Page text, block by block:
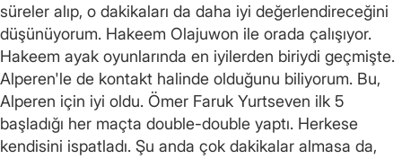
süreler alıp, o dakikaları da daha iyi değerlendireceğini
düşünüyorum. Hakeem Olajuwon ile orada çalışıyor.
Hakeem ayak oyunlarında en iyilerden biriydi geçmişte.
Alperen'le de kontakt halinde olduğunu biliyorum. Bu,
Alperen için iyi oldu. Ömer Faruk Yurtseven ilk 5
başladığı her maçta double-double yaptı. Herkese
kendisini ispatladı. Şu anda çok dakikalar almasa da,